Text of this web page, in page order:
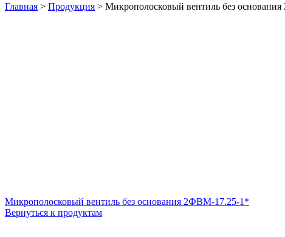
Главная > Продукция > Микрополосковый вентиль без
Микрополосковый вентиль без основания 2ФВМ-17.25-1*
Вернуться к продуктам